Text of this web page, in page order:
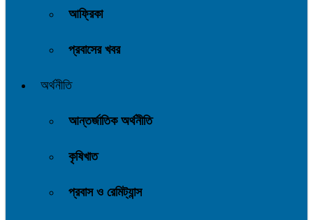
আফ্রিকা
প্রবাসের খবর
অর্থনীতি
আন্তর্জাতিক অর্থনীতি
কৃষিখাত
প্রবাস ও রেমিট্যান্স